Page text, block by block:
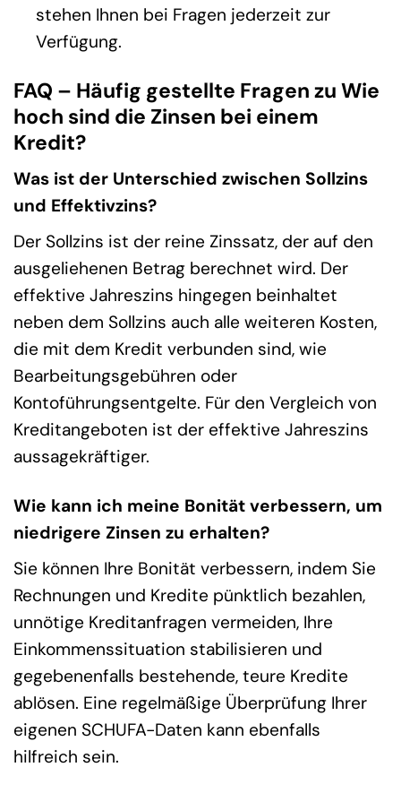
stehen Ihnen bei Fragen jederzeit zur
Verfügung.
FAQ – Häufig gestellte Fragen zu Wie
hoch sind die Zinsen bei einem
Kredit?
Was ist der Unterschied zwischen Sollzins
und Effektivzins?
Der Sollzins ist der reine Zinssatz, der auf den
ausgeliehenen Betrag berechnet wird. Der
effektive Jahreszins hingegen beinhaltet
neben dem Sollzins auch alle weiteren Kosten,
die mit dem Kredit verbunden sind, wie
Bearbeitungsgebühren oder
Kontoführungsentgelte. Für den Vergleich von
Kreditangeboten ist der effektive Jahreszins
aussagekräftiger.
Wie kann ich meine Bonität verbessern, um
niedrigere Zinsen zu erhalten?
Sie können Ihre Bonität verbessern, indem Sie
Rechnungen und Kredite pünktlich bezahlen,
unnötige Kreditanfragen vermeiden, Ihre
Einkommenssituation stabilisieren und
gegebenenfalls bestehende, teure Kredite
ablösen. Eine regelmäßige Überprüfung Ihrer
eigenen SCHUFA-Daten kann ebenfalls
hilfreich sein.